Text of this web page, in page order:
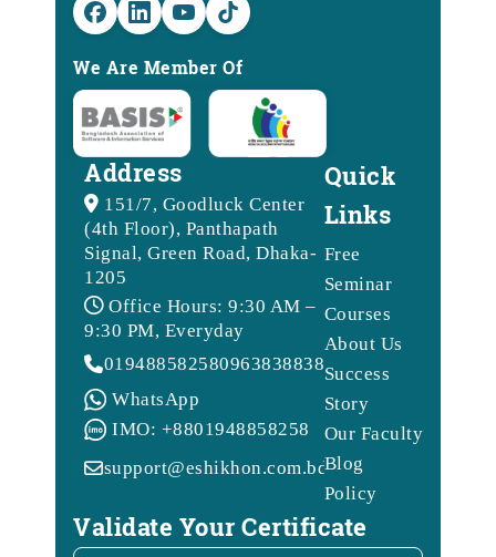
We Are Member Of
Address
151/7, Goodluck Center
(4th Floor), Panthapath
Signal, Green Road, Dhaka-
1205
Office Hours: 9:30 AM –
9:30 PM, Everyday
0194885825809638388388
WhatsApp
IMO: +8801948858258
support@eshikhon.com.bd
Quick
Links
Free
Seminar
Courses
About Us
Success
Story
Our Faculty
Blog
Policy
Validate Your Certificate